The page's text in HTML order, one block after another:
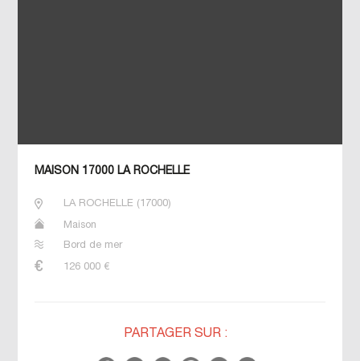
MAISON 17000 LA ROCHELLE
LA ROCHELLE (17000)
Maison
Bord de mer
126 000€
PARTAGER SUR :